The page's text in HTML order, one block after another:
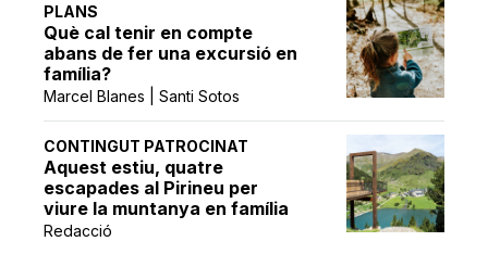
PLANS
Què cal tenir en compte
abans de fer una excursió en
família?
Marcel Blanes | Santi Sotos
CONTINGUT PATROCINAT
Aquest estiu, quatre
escapades al Pirineu per
viure la muntanya en família
Redacció